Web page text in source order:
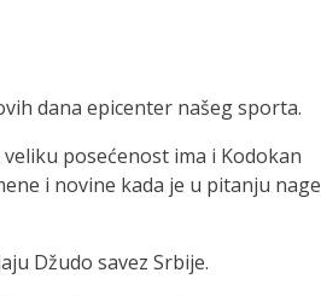
dana epicenter našeg sporta.
posećenost ima i Kodokan
i novine kada je u pitanju nage
Džudo savez Srbije.